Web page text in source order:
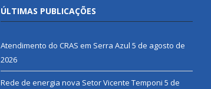
ÚLTIMAS PUBLICAÇÕES
Atendimento do CRAS em Serra Azul 5 de agosto de
2026
Rede de energia nova Setor Vicente Temponi 5 de